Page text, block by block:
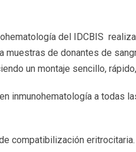
del IDCBIS
muestras de donantes de
un montaje sencillo,
inmunohematología a todas
compatibilización eritrocitaria.